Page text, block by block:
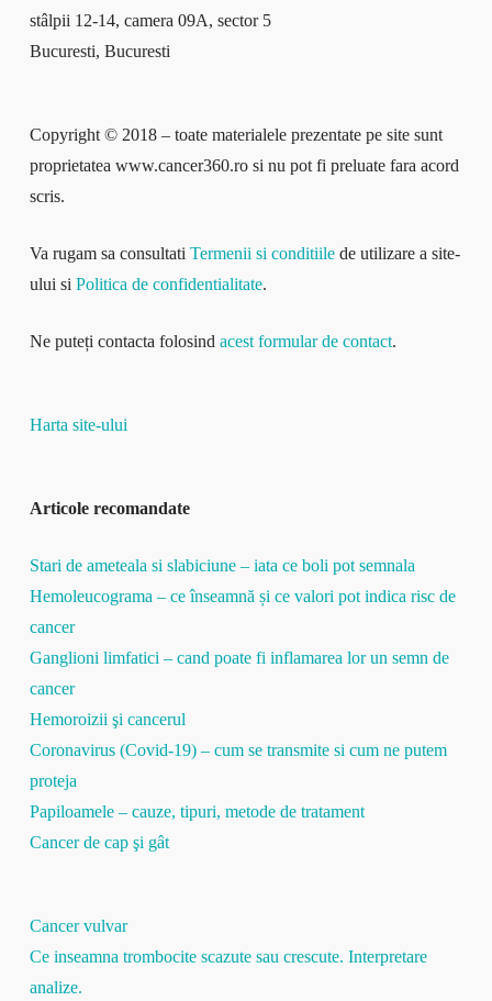
stâlpii 12-14, camera 09A, sector 5
Bucuresti, Bucuresti
Copyright © 2018 – toate materialele prezentate pe site sunt
proprietatea www.cancer360.ro si nu pot fi preluate fara acord
scris.
Va rugam sa consultati Termenii si conditiilede utilizare a site-
ului si Politica de confidentialitate.
Ne puteți contacta folosind acest formular de contact.
Harta site-ului
Articole recomandate
Stari de ameteala si slabiciune – iata ce boli pot semnala
Hemoleucograma – ce înseamnă și ce valori pot indica risc de
cancer
Ganglioni limfatici – cand poate fi inflamarea lor un semn de
cancer
Hemoroizii şi cancerul
Coronavirus (Covid-19) – cum se transmite si cum ne putem
proteja
Papiloamele – cauze, tipuri, metode de tratament
Cancer de cap şi gât
Cancer vulvar
Ce inseamna trombocite scazute sau crescute. Interpretare
analize.